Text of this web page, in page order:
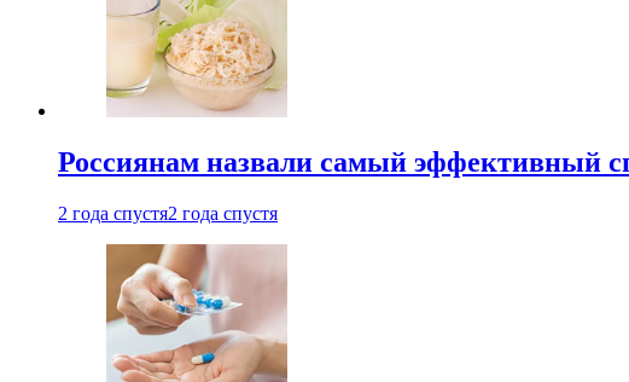
Россиянам назвали самый эффективный
2 года спустя2 года спустя